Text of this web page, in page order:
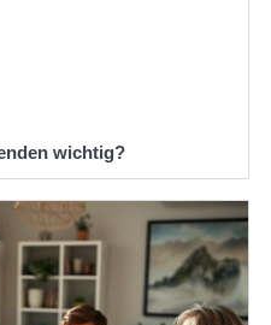
wichtig?